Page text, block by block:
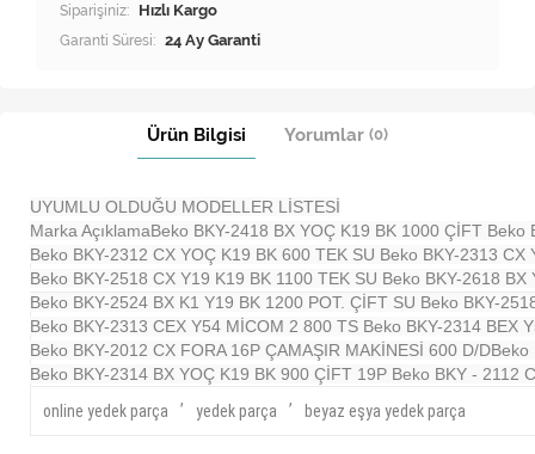
Siparişiniz: Hızlı Kargo
Garanti Süresi: 24 Ay Garanti
Ürün Bilgisi Yorumlar (0)
UYUMLU OLDUĞU MODELLER LİSTESİ
Marka AçıklamaBeko BKY-2418 BX YOÇ K19 BK 1000 ÇİFT Beko
Beko BKY-2312 CX YOÇ K19 BK 600 TEK SU Beko BKY-2313
Beko BKY-2518 CX Y19 K19 BK 1100 TEK SU Beko BKY-2618
Beko BKY-2524 BX K1 Y19 BK 1200 POT. ÇİFT SU Beko BKY-
Beko BKY-2313 CEX Y54 MİCOM 2 800 TS Beko BKY-2314 BEX
Beko BKY-2012 CX FORA 16P ÇAMAŞIR MAKİNESİ 600 D/DBeko
Beko BKY-2314 BX YOÇ K19 BK 900 ÇİFT 19P Beko BKY - 2112
online yedek parça
,
yedek parça
,
beyaz eşya yedek parça